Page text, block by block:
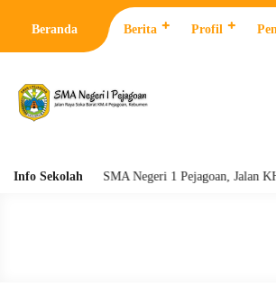
Beranda Berita Profil
Info SekolahSMA Negeri 1 Pejagoan, Jalan KH